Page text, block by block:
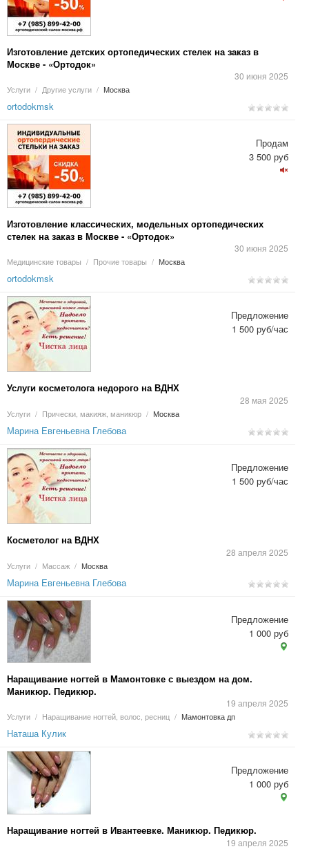
Изготовление детских ортопедических стелек на заказ в
Москве - «Ортодок»
30 июня 2025
Услуги / Другие услуги / Москва
ortodokmsk
Изготовление классических, модельных ортопедических
стелек на заказ в Москве - «Ортодок»
30 июня 2025
Медицинские товары / Прочие товары / Москва
Продам
3 500 руб
ortodokmsk
Услуги косметолога недорого на ВДНХ
28 мая 2025
Услуги / Прически, макияж, маникюр / Москва
Предложение
1 500 руб/час
Марина Евгеньевна Глебова
Косметолог на ВДНХ
28 апреля 2025
Услуги / Массаж / Москва
Предложение
1 500 руб/час
Марина Евгеньевна Глебова
Наращивание ногтей в Мамонтовке с выездом на дом.
Маникюр. Педикюр.
19 апреля 2025
Услуги / Наращивание ногтей, волос, ресниц / Мамонтовка дп
Предложение
1 000 руб
Наташа Кулик
Наращивание ногтей в Ивантеевке. Маникюр. Педикюр.
19 апреля 2025
Предложение
1 000 руб